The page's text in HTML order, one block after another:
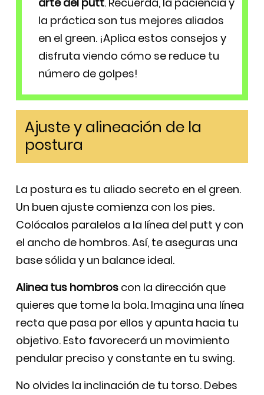
la práctica son tus mejores aliados
en el green. ¡Aplica estos consejos y
disfruta viendo cómo se reduce tu
número de golpes!
Ajuste y alineación de la
postura
La postura es tu aliado secreto en el green.
Un buen ajuste comienza con los pies.
Colócalos paralelos a la línea del putt y con
el ancho de hombros. Así, te aseguras una
base sólida y un balance ideal.
Alinea tus hombros con la dirección que
quieres que tome la bola. Imagina una línea
recta que pasa por ellos y apunta hacia tu
objetivo. Esto favorecerá un movimiento
pendular preciso y constante en tu swing.
No olvides la inclinación de tu torso. Debes